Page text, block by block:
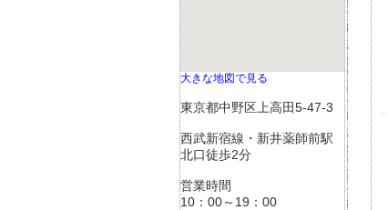
大きな地図で見る
東京都中野区上高田5-47-3
西武新宿線・新井薬師前駅
北口徒歩2分
営業時間
10：00～19：00